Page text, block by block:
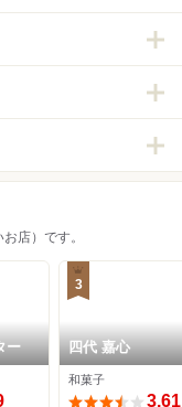
店）です。
ー
3
四代 嘉心
和菓子
3.61